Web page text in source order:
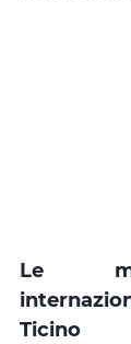
Le
Ticino